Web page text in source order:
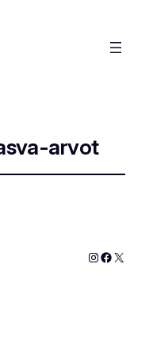
arvot
Instagram
X